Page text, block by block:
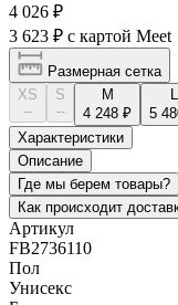
4 026 ₽
3 623 ₽ с картой Meet
Размерная сетка
XS
--
S
--
M
4 248 ₽
5
Характеристики
Описание
Где мы берем товары?
Как происходит
Артикул
FB2736110
Пол
Унисекс